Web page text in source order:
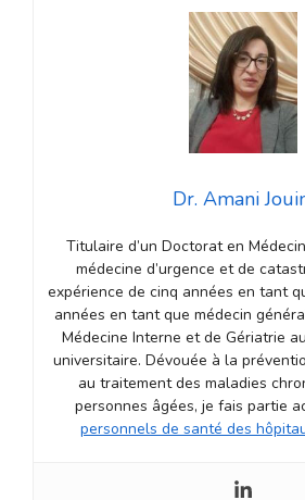
Dr. Amani
Titulaire d’un Doctorat en
médecine d’urgence et de
expérience de cinq années en tant
années en tant que médecin
Médecine Interne et de Gériatrie
universitaire. Dévouée à la
au traitement des maladies
personnes âgées, je fais partie
personnels de santé des